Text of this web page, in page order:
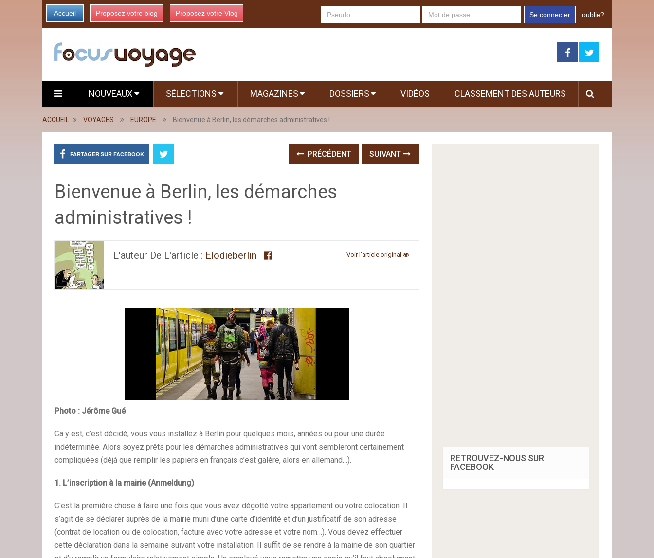
Accueil Proposez votre blog Proposez votre Vlog Se connecter oublié?
NOUVEAUX SÉLECTIONS MAGAZINES DOSSIERS VIDÉOS CLASSEMENT DES AUTEURS
ACCUEIL VOYAGES EUROPE Bienvenue à Berlin, les démarches administratives !
PARTAGER SUR FACEBOOK PRÉCÉDENT SUIVANT
Bienvenue à Berlin, les démarches
administratives !
L'auteur De L'article : Elodieberlin Voir l'article original
Photo : Jérôme Gué
Ca y est, c’est décidé, vous vous installez à Berlin pour quelques mois, années ou pour une durée
indéterminée. Alors soyez prêts pour les démarches administratives qui vont sembleront certainement
compliquées (déjà que remplir les papiers en français c’est galère, alors en allemand…).
1. L’inscription à la mairie (Anmeldung)
C’est la première chose à faire une fois que vous avez dégotté votre appartement ou votre colocation. Il
s’agit de se déclarer auprès de la mairie muni d’une carte d’identité et d’un justificatif de son adresse
(contrat de location ou de colocation, facture avec votre adresse et votre nom…). Vous devez effectuer
cette déclaration dans la semaine suivant votre installation. Il suffit de se rendre à la mairie de son quartier
RETROUVEZ-NOUS SUR
FACEBOOK